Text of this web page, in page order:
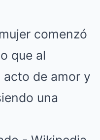
comenzó
que al
de amor y
una